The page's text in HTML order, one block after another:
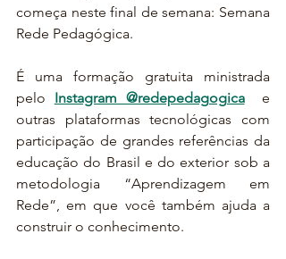
começa neste final de semana: Semana
Rede Pedagógica.
É uma formação gratuita ministrada
pelo Instagram @redepedagogica
  e
outras plataformas tecnológicas com
participação de grandes referências da
educação do Brasil e do exterior sob a
metodologia “Aprendizagem em
Rede”, em que você também ajuda a
construir o conhecimento.